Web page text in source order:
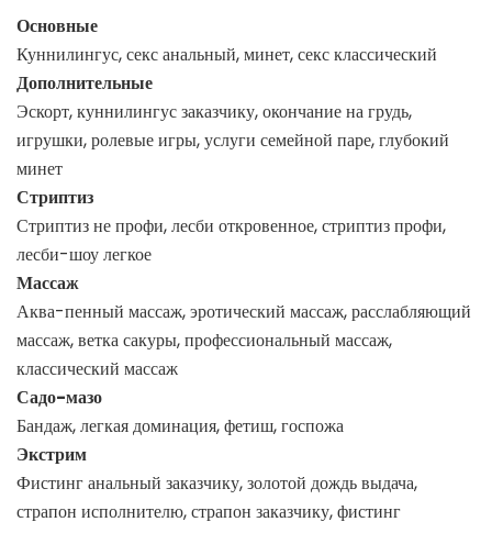
Основные
Куннилингус, секс анальный, минет, секс классический
Дополнительные
Эскорт, куннилингус заказчику, окончание на грудь,
игрушки, ролевые игры, услуги семейной паре, глубокий
минет
Стриптиз
Стриптиз не профи, лесби откровенное, стриптиз профи,
лесби-шоу легкое
Массаж
Аква-пенный массаж, эротический массаж, расслабляющий
массаж, ветка сакуры, профессиональный массаж,
классический массаж
Садо-мазо
Бандаж, легкая доминация, фетиш, госпожа
Экстрим
Фистинг анальный заказчику, золотой дождь выдача,
страпон исполнителю, страпон заказчику, фистинг